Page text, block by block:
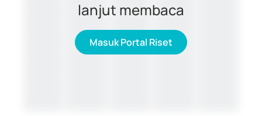
lanjut membaca
Masuk Portal Riset